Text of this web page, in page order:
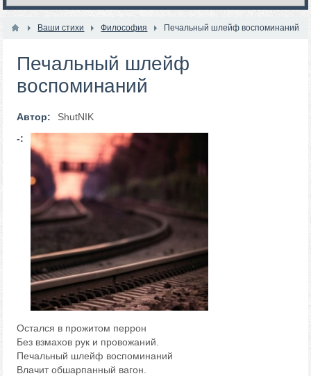
Ваши стихи Философия Печальный шлейф воспоминаний
Печальный шлейф
воспоминаний
Автор:
ShutNIK
-:
Остался в прожитом перрон
Без взмахов рук и провожаний.
Печальный шлейф воспоминаний
Влачит обшарпанный вагон.